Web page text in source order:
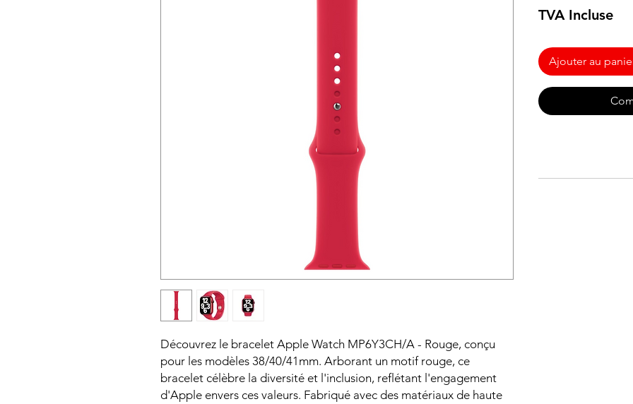
Découvrez le bracelet Apple Watch MP6Y3CH/A - Rouge, conçu
pour les modèles 38/40/41mm. Arborant un motif rouge, ce
bracelet célèbre la diversité et l'inclusion, reflétant l'engagement
d'Apple envers ces valeurs. Fabriqué avec des matériaux de haute
TVA Incluse
Ajouter au